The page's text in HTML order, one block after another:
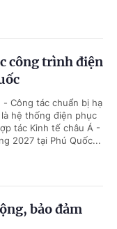
công trình điện
- Công tác chuẩn bị hạ
hệ thống điện phục
tác Kinh tế châu Á -
2027 tại Phú Quốc...
bảo đảm